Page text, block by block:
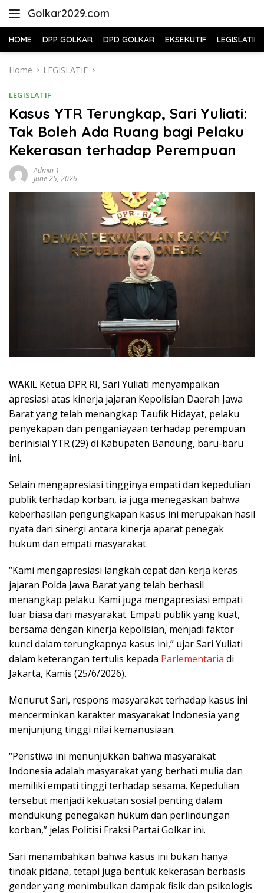
Golkar2029.com
HOME DPP GOLKAR DPD GOLKAR EKSEKUTIF LEGISLATIF
Home LEGISLATIF
LEGISLATIF
Kasus YTR Terungkap, Sari Yuliati:
Tak Boleh Ada Ruang bagi Pelaku
Kekerasan terhadap Perempuan
Admin 1
June 25, 2026
WAKIL Ketua DPR RI, Sari Yuliati menyampaikan
apresiasi atas kinerja jajaran Kepolisian Daerah Jawa
Barat yang telah menangkap Taufik Hidayat, pelaku
penyekapan dan penganiayaan terhadap perempuan
berinisial YTR (29) di Kabupaten Bandung, baru-baru
ini.
Selain mengapresiasi tingginya empati dan kepedulian
publik terhadap korban, ia juga menegaskan bahwa
keberhasilan pengungkapan kasus ini merupakan hasil
nyata dari sinergi antara kinerja aparat penegak
hukum dan empati masyarakat.
“Kami mengapresiasi langkah cepat dan kerja keras
jajaran Polda Jawa Barat yang telah berhasil
menangkap pelaku. Kami juga mengapresiasi empati
luar biasa dari masyarakat. Empati publik yang kuat,
bersama dengan kinerja kepolisian, menjadi faktor
kunci dalam terungkapnya kasus ini,” ujar Sari Yuliati
dalam keterangan tertulis kepada Parlementaria di
Jakarta, Kamis (25/6/2026).
Menurut Sari, respons masyarakat terhadap kasus ini
mencerminkan karakter masyarakat Indonesia yang
menjunjung tinggi nilai kemanusiaan.
“Peristiwa ini menunjukkan bahwa masyarakat
Indonesia adalah masyarakat yang berhati mulia dan
memiliki empati tinggi terhadap sesama. Kepedulian
tersebut menjadi kekuatan sosial penting dalam
mendukung penegakan hukum dan perlindungan
korban,” jelas Politisi Fraksi Partai Golkar ini.
Sari menambahkan bahwa kasus ini bukan hanya
tindak pidana, tetapi juga bentuk kekerasan berbasis
gender yang menimbulkan dampak fisik dan psikologis